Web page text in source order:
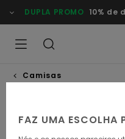
para
a
DUPLA PROMO 10% de
Camisas
FAZ UMA ESCOLHA